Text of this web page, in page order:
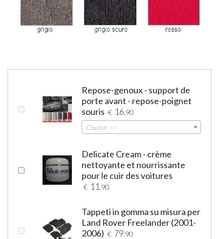
Repose-genoux - support de
porte avant - repose-poignet
souris € 16 ,90
Choisir >>
Delicate Cream - crème
nettoyante et nourrissante
pour le cuir des voitures
€ 11 ,90
Tappeti in gomma su misura per
Land Rover Freelander (2001-
2006) € 79 ,90